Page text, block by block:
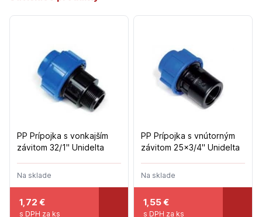
PP Prípojka s vonkajším
závitom 32/1" Unidelta
Na sklade
1,72 €
s DPH za ks
PP Prípojka s vnútorným
závitom 25x3/4" Unidelta
Na sklade
1,55€
s DPH za ks